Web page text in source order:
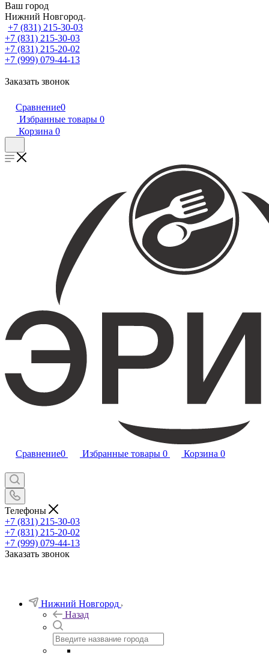
Ваш город
Нижний Новгород
+7 (831) 215-30-03
+7 (831) 215-30-03
+7 (831) 215-20-02
+7 (999) 079-44-13
Заказать звонок
Сравнение0
Избранные товары 0
Корзина 0
Сравнение0 Избранные товары 0 Корзина 0
Телефоны
+7 (831) 215-30-03
+7 (831) 215-20-02
+7 (999) 079-44-13
Заказать звонок
Нижний Новгород
Назад